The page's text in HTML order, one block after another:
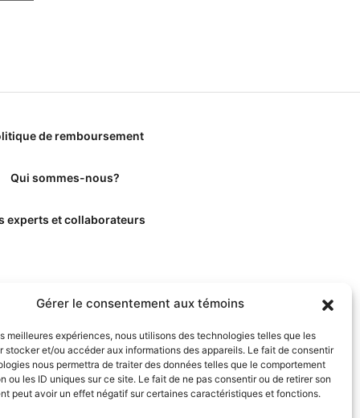
Gérer le consentement aux témoins
meilleures expériences, nous utilisons des technologies telles que les
stocker et/ou accéder aux informations des appareils. Le fait de consentir
nous permettra de traiter des données telles que le comportement
ou les ID uniques sur ce site. Le fait de ne pas consentir ou de retirer son
peut avoir un effet négatif sur certaines caractéristiques et fonctions.
de remboursement
Qui sommes-nous?
experts et collaborateurs